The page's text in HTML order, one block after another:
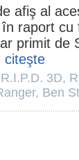
afiş al
raport cu
primit de
citeşte
R.I.P.D. 3D,
, Ben